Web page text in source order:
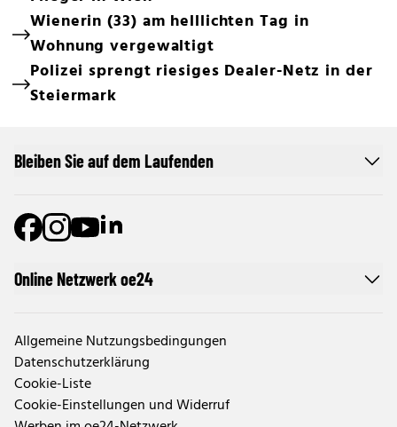
Wienerin (33) am helllichten Tag in
Wohnung vergewaltigt
Polizei sprengt riesiges Dealer-Netz in der
Steiermark
Online Netzwerk oe24
Allgemeine Nutzungsbedingungen
Datenschutzerklärung
Cookie-Liste
Cookie-Einstellungen und Widerruf
Bleiben Sie auf dem Laufenden